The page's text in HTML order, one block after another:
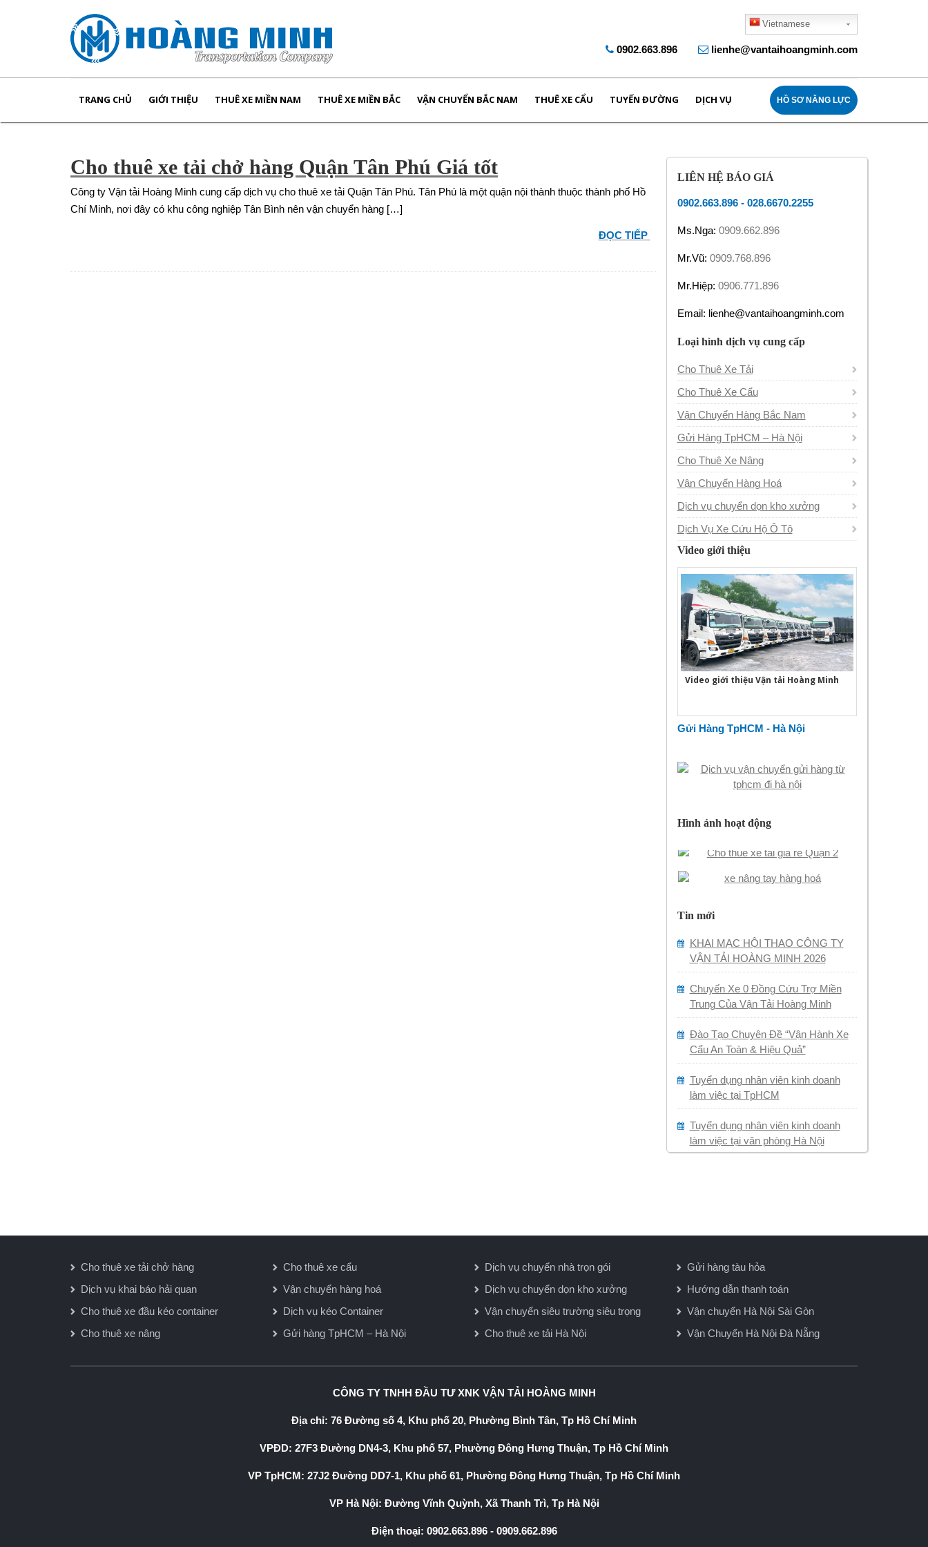
Vietnamese
0902.663.896 lienhe@vantaihoangminh.com
TRANG CHỦ GIỚI THIỆU THUÊ XE MIỀN NAM THUÊ XE MIỀN BẮC VẬN CHUYỂN BẮC NAM THUÊ XE CẨU TUYẾN ĐƯỜNG DỊCH VỤ HỒ SƠ NĂNG LỰC
Cho thuê xe tải chở hàng Quận Tân Phú Giá tốt
Công ty Vận tải Hoàng Minh cung cấp dịch vụ cho thuê xe tải Quận Tân Phú. Tân Phú là một quận nội thành thuộc thành phố Hồ
Chí Minh, nơi đây có khu công nghiệp Tân Bình nên vận chuyển hàng […]
ĐỌC TIẾP
LIÊN HỆ BÁO GIÁ
0902.663.896- 028.6670.2255
Ms.Nga: 0909.662.896
Mr.Vũ: 0909.768.896
Mr.Hiệp: 0906.771.896
Email: lienhe@vantaihoangminh.com
Loại hình dịch vụ cung cấp
Cho Thuê Xe Tải
Cho Thuê Xe Cẩu
Vận Chuyển Hàng Bắc Nam
Gửi Hàng TpHCM – Hà Nội
Cho Thuê Xe Nâng
Vận Chuyển Hàng Hoá
Dịch vụ chuyển dọn kho xưởng
Dịch Vụ Xe Cứu Hộ Ô Tô
Video giới thiệu
Video giới thiệu Vận tải Hoàng Minh
Gửi Hàng TpHCM - Hà Nội
Hình ảnh hoạt động
Tin mới
KHAI MẠC HỘI THAO CÔNG TY
VẬN TẢI HOÀNG MINH 2026
Chuyến Xe 0 Đồng Cứu Trợ Miền
Trung Của Vận Tải Hoàng Minh
Đào Tạo Chuyên Đề “Vận Hành Xe
Cẩu An Toàn & Hiệu Quả”
Tuyển dụng nhân viên kinh doanh
làm việc tại TpHCM
Tuyển dụng nhân viên kinh doanh
làm việc tại văn phòng Hà Nội
Cho thuê xe tải chở hàng
Dịch vụ khai báo hải quan
Cho thuê xe đầu kéo container
Cho thuê xe nâng
Cho thuê xe cẩu
Vận chuyển hàng hoá
Dịch vụ kéo Container
Gửi hàng TpHCM – Hà Nội
Dịch vụ chuyển nhà trọn gói
Dịch vụ chuyển dọn kho xưởng
Vận chuyển siêu trường siêu trọng
Cho thuê xe tải Hà Nội
Gửi hàng tàu hỏa
Hướng dẫn thanh toán
Vận chuyển Hà Nội Sài Gòn
Vận Chuyển Hà Nội Đà Nẵng
CÔNG TY TNHH ĐẦU TƯ XNK VẬN TẢI HOÀNG MINH
Địa chỉ: 76 Đường số 4, Khu phố 20, Phường Bình Tân, Tp Hồ Chí Minh
VPĐD: 27F3 Đường DN4-3, Khu phố 57, Phường Đông Hưng Thuận, Tp Hồ Chí Minh
VP TpHCM: 27J2 Đường DD7-1, Khu phố 61, Phường Đông Hưng Thuận, Tp Hồ Chí Minh
VP Hà Nội: Đường Vĩnh Quỳnh, Xã Thanh Trì, Tp Hà Nội
Điện thoại: 0902.663.896- 0909.662.896